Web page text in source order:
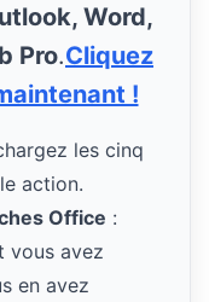
Word,
Pro.Cliquez
!
les cinq
action.
Office :
vous avez
en avez